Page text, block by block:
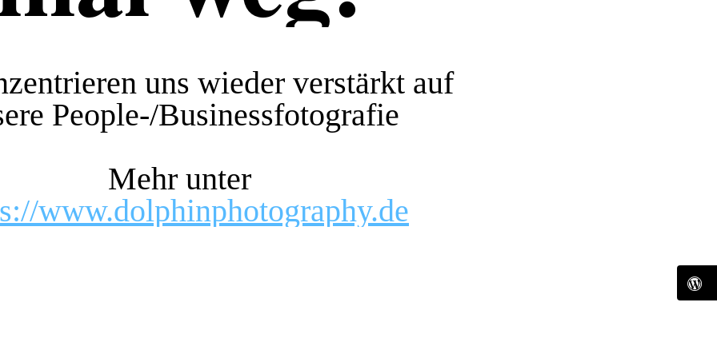
uns wieder verstärkt auf
People-/Businessfotografie
Mehr unter
www.dolphinphotography.de